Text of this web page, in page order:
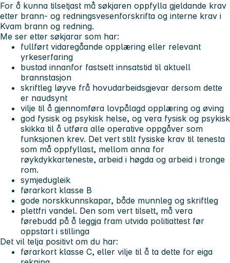
For å kunna tilsetjast må søkjaren oppfylla gjeldande krav
etter brann- og redningsvesenforskrifta og interne krav i
Kvam brann og redning.
Me ser etter søkjarar som har:
fullført vidaregåande opplæring eller relevant
yrkeserfaring
bustad innanfor fastsett innsatstid til aktuell
brannstasjon
skriftleg løyve frå hovudarbeidsgjevar dersom dette
er naudsynt
vilje til å gjennomføra lovpålagd opplæring og øving
god fysisk og psykisk helse, og vera fysisk og psykisk
skikka til å utføra alle operative oppgåver som
funksjonen krev. Det vert stilt fysiske krav til tenesta
som må oppfyllast, mellom anna for
røykdykkarteneste, arbeid i høgda og arbeid i tronge
rom.
symjedugleik
førarkort klasse B
gode norskkunnskapar, både munnleg og skriftleg
plettfri vandel. Den som vert tilsett, må vera
førebudd på å leggja fram utvida politiattest før
oppstart i stillinga
Det vil telja positivt om du har:
førarkort klasse C, eller vilje til å ta dette for eiga